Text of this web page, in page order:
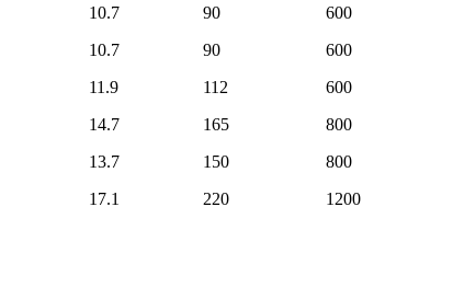
10.7 90 600
10.7 90 600
11.9 112 600
14.7 165 800
13.7 150 800
17.1 220 1200